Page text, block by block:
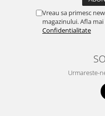
Vreau sa primesc
magazinului. Afla
Confidentialitate
Urmareste-